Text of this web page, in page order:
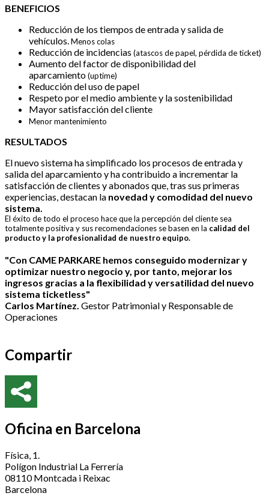
BENEFICIOS
Reducción de los tiempos de entrada y salida de
vehículos.Menos colas
Reducción de incidencias (atascos de papel, pérdida de ticket)
Aumento del factor de disponibilidad del
aparcamiento(uptime)
Reducción del uso de papel
Respeto por el medio ambiente y la sostenibilidad
Mayor satisfacción del cliente
Menor mantenimiento
RESULTADOS
El nuevo sistema ha simplificado los procesos de entrada y
salida del aparcamiento y ha contribuido a incrementar la
satisfacción de clientes y abonados que, tras sus primeras
experiencias, destacan la novedad y comodidad del nuevo
sistema.
El éxito de todo el proceso hace que la percepción del cliente sea
totalmente positiva y sus recomendaciones se basen en la calidad del
producto y la profesionalidad de nuestro equipo.
"Con CAME PARKARE hemos conseguido modernizar y
optimizar nuestro negocio y, por tanto, mejorar los
ingresos gracias a la flexibilidad y versatilidad del nuevo
sistema ticketless"
Carlos Martínez. Gestor Patrimonial y Responsable de
Operaciones
Compartir
Oficina en Barcelona
Física, 1.
Polígon Industrial La Ferrería
08110 Montcada i Reixac
Barcelona